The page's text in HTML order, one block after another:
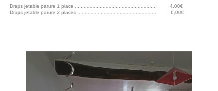
Draps jetable parure 1 place ........................................................ 4,00€
Draps jetable parure 2 places ...................................................... 6,00€